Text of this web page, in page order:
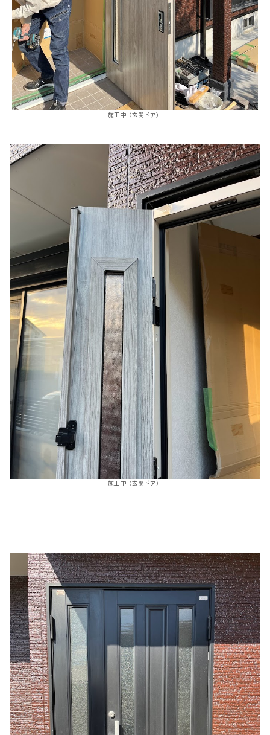
施工中（玄関ドア）
施工中（玄関ドア）